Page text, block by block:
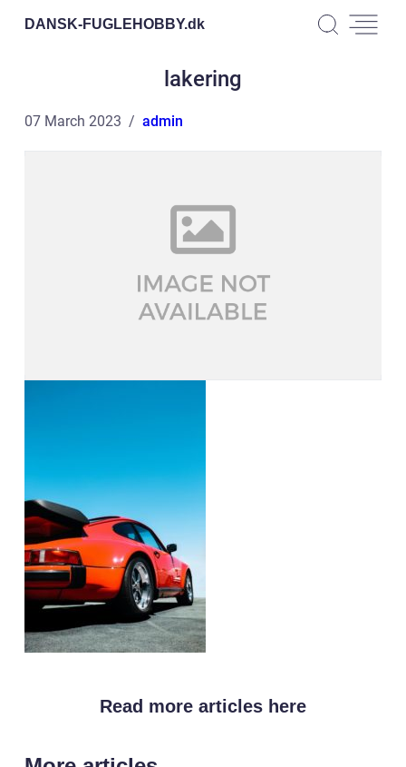
DANSK-FUGLEHOBBY.dk
lakering
07 March 2023 admin
Read more articles here